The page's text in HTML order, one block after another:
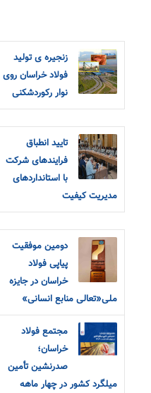
زنجیره ی تولید
فولاد خراسان روی
نوار رکوردشکنی
تایید انطباق
فرایندهای شرکت
با استانداردهای
مدیریت کیفیت
دومین موفقیت
پیاپی فولاد
خراسان در جایزه
ملی«تعالی منابع انسانی»
مجتمع فولاد
خراسان؛
صدرنشین تأمین
میلگرد کشور در چهار ماهه